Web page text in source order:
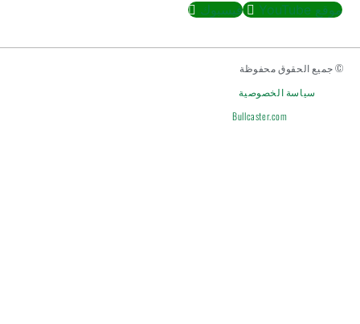
موقع YouTube فيسبوك
© جميع الحقوق محفوظة
سياسة الخصوصية
Bullcaster.com